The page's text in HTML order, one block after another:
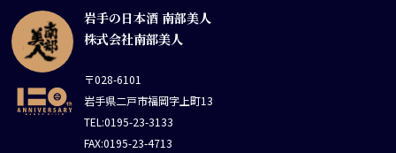
岩手の日本酒 南部美人
株式会社南部美人
〒028-6101
岩手県二戸市福岡字上町13
TEL:0195-23-3133
FAX:0195-23-4713